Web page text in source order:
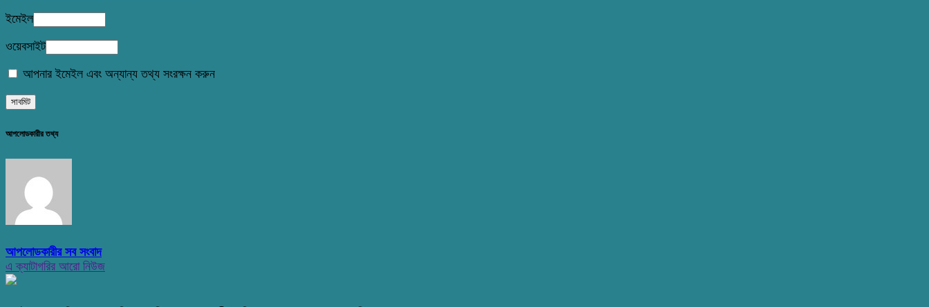
ইমেইল
ওয়েবসাইট
আপনার ইমেইল এবং অন্যান্য তথ্য সংরক্ষন করুন
আপলোডকারীর তথ্য
আপলোডকারীর সব সংবাদ
এ ক্যাটাগরির আরো নিউজ